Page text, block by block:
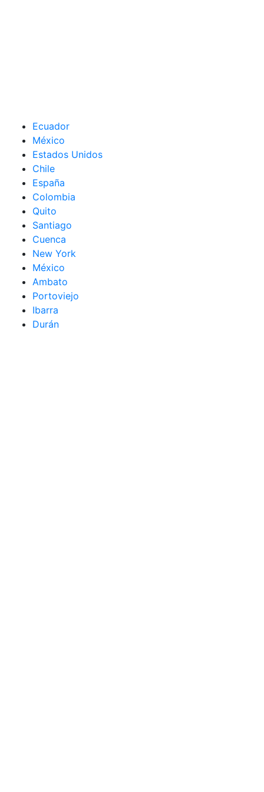
Ecuador
México
Estados Unidos
Chile
España
Colombia
Quito
Santiago
Cuenca
New York
México
Ambato
Portoviejo
Ibarra
Durán